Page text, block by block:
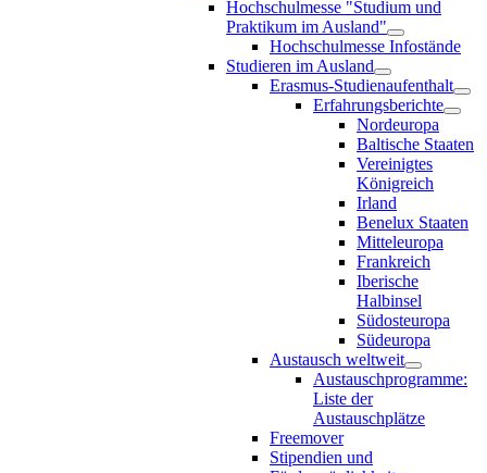
Hochschulmesse "Studium und
Praktikum im Ausland"
Hochschulmesse Infostände
Studieren im Ausland
Erasmus-Studienaufenthalt
Erfahrungsberichte
Nordeuropa
Baltische Staaten
Vereinigtes
Königreich
Irland
Benelux Staaten
Mitteleuropa
Frankreich
Iberische
Halbinsel
Südosteuropa
Südeuropa
Austausch weltweit
Austauschprogramme:
Liste der
Austauschplätze
Freemover
Stipendien und